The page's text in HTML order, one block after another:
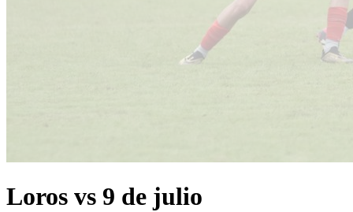
Loros vs 9 de julio